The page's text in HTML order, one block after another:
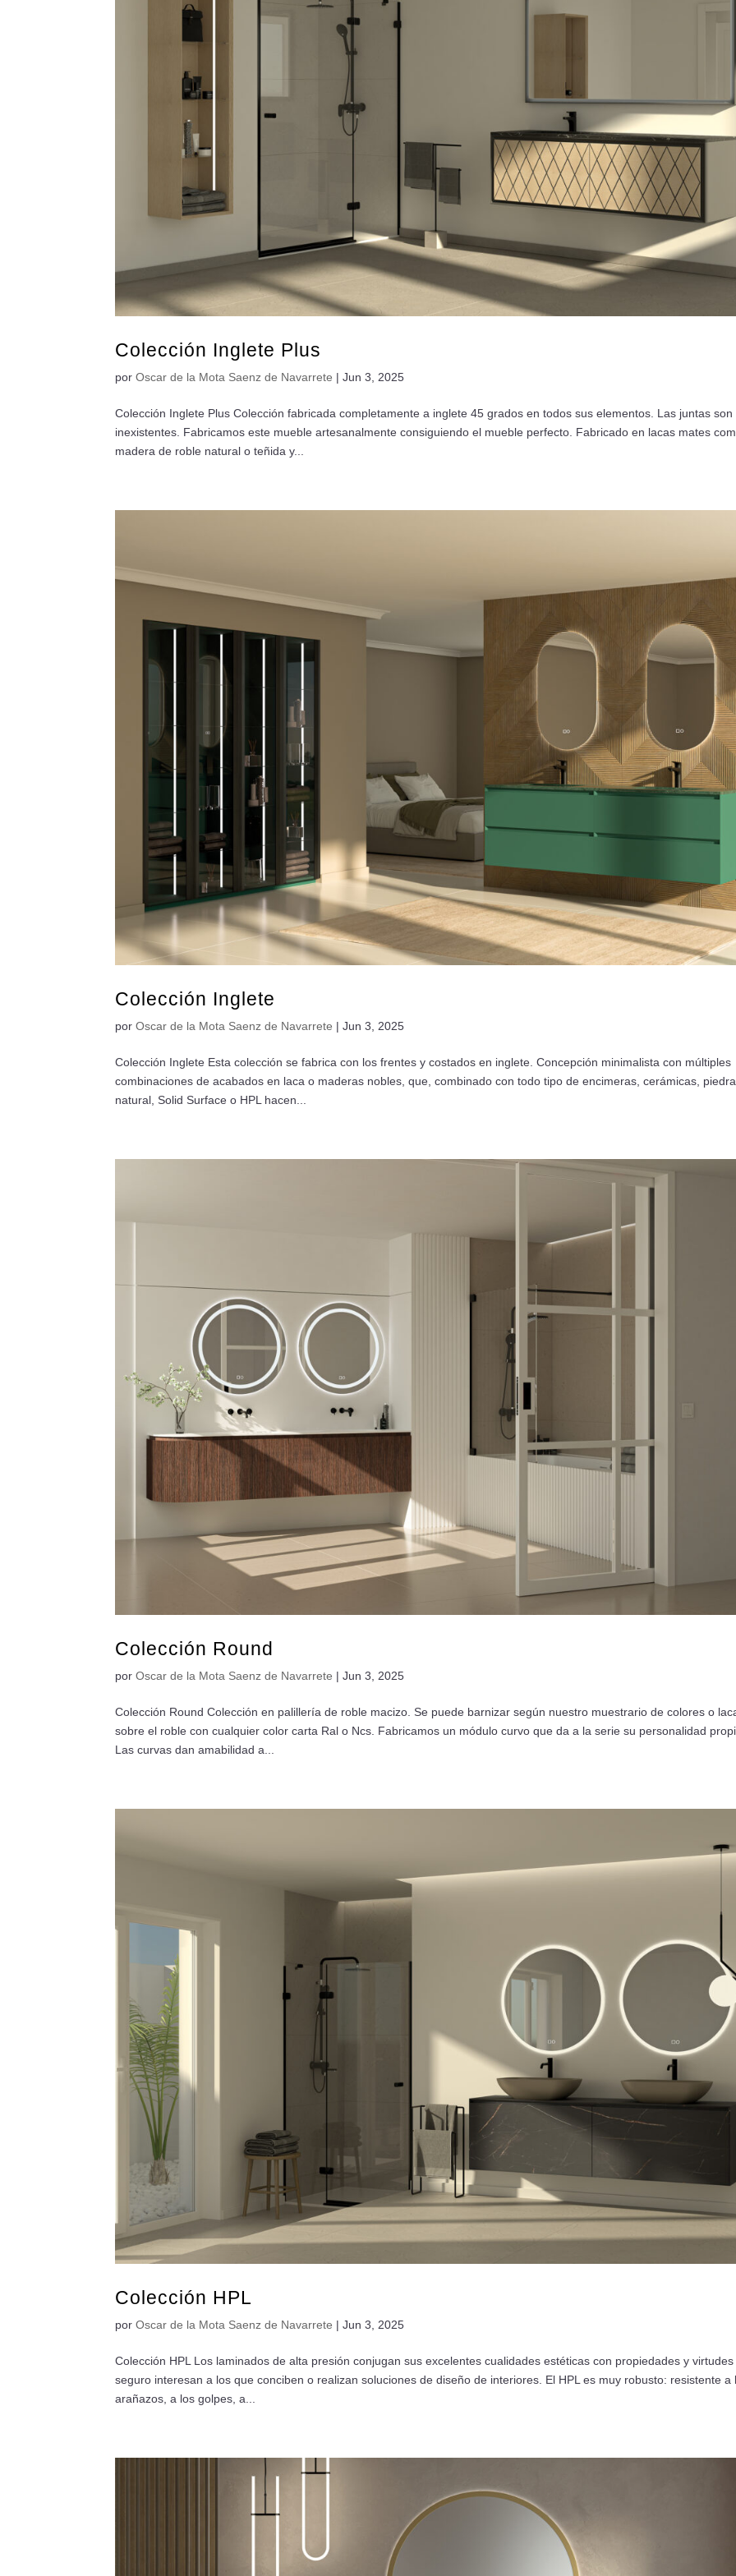
Colección Inglete Plus
por Oscar de la Mota Saenz de Navarrete | Jun 3, 2025
Colección Inglete Plus Colección fabricada completamente a inglete 45 grados en todos sus elementos. Las juntas son
inexistentes. Fabricamos este mueble artesanalmente consiguiendo el mueble perfecto. Fabricado en lacas mates
madera de roble natural o teñida y...
Colección Inglete
por Oscar de la Mota Saenz de Navarrete | Jun 3, 2025
Colección Inglete Esta colección se fabrica con los frentes y costados en inglete. Concepción minimalista con múltiples
combinaciones de acabados en laca o maderas nobles, que, combinado con todo tipo de encimeras, cerámicas, piedra
natural, Solid Surface o HPL hacen...
Colección Round
por Oscar de la Mota Saenz de Navarrete | Jun 3, 2025
Colección Round Colección en palillería de roble macizo. Se puede barnizar según nuestro muestrario de colores o
sobre el roble con cualquier color carta Ral o Ncs. Fabricamos un módulo curvo que da a la serie su personalidad
Las curvas dan amabilidad a...
Colección HPL
por Oscar de la Mota Saenz de Navarrete | Jun 3, 2025
Colección HPL Los laminados de alta presión conjugan sus excelentes cualidades estéticas con propiedades y virtudes
seguro interesan a los que conciben o realizan soluciones de diseño de interiores. El HPL es muy robusto: resistente a
arañazos, a los golpes, a...